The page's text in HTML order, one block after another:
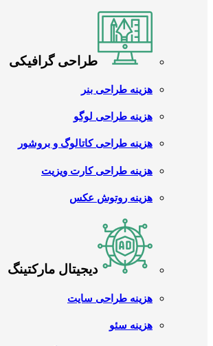
طراحی گرافیکی
هزینه طراحی بنر
هزینه طراحی لوگو
هزینه طراحی کاتالوگ و بروشور
هزینه طراحی کارت ویزیت
هزینه روتوش عکس
دیجیتال مارکتینگ
هزینه طراحی سایت
هزینه سئو